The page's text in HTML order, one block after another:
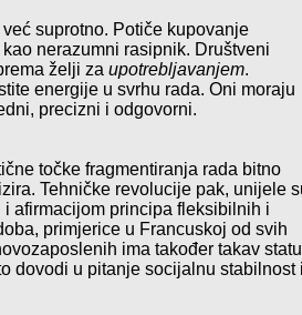
suprotno. Potiče kupovanje
nerazumni rasipnik. Društveni
želji za upotrebljavanjem.
energije u svrhu rada. Oni moraju
precizni i odgovorni.
točke fragmentiranja rada bitno
Tehničke revolucije pak, unijele
afirmacijom principa fleksibilnih i
primjerice u Francuskoj od svih
ima također takav
dovodi u pitanje socijalnu stabilnost i